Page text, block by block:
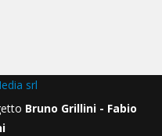
srl
Bruno Grillini - Fabio